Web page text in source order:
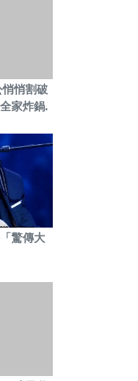
悄悄割破
家炸鍋.
驚傳大